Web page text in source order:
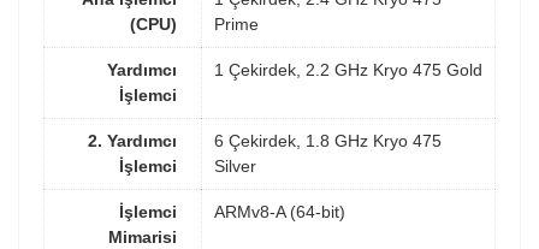
(CPU)
Prime
Yardımcı
İşlemci
1 Çekirdek, 2.2 GHz Kryo 475 Gold
2. Yardımcı
İşlemci
6 Çekirdek, 1.8 GHz Kryo 475
Silver
İşlemci
Mimarisi
ARMv8-A (64-bit)